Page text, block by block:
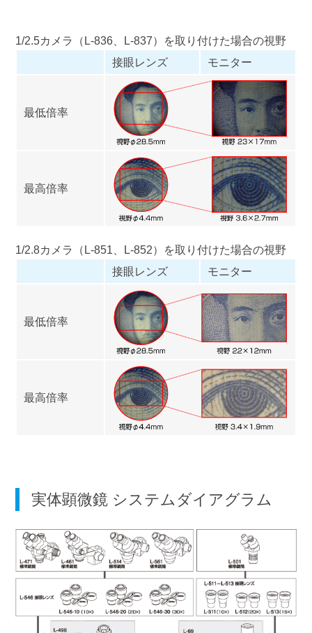
1/2.5カメラ（L-836、 L-837）を取り付けた場合の視野
接眼レンズ
モニター
最低倍率
最高倍率
1/2.8カメラ（L-851 L-852）を取り付けた場合の視野
接眼レンズ
モニター
最低倍率
最高倍率
実体顕微鏡 システムダイアグラム